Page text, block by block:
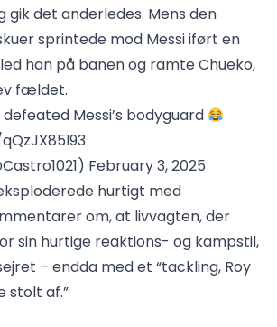
gik det anderledes. Mens den
sprintede mod Messi iført en
han på banen og ramte Chueko,
fældet.
Messi’s bodyguard
February 3, 2025
hurtigt med
om, at livvagten, der
sin hurtige reaktions- og kampstil,
– endda med et “tackling, Roy
stolt af.”